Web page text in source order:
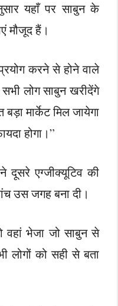
यहाँ पर साबुन के
मौजूद हैं।
करने से होने वाले
सभी लोग साबुन खरीदेंगे
मार्केट मिल जायेगा
होगा।”
दूसरे एग्जीक्यूटिव की
उस जगह बना दी।
वहां भेजा जो साबुन से
लोगों को सही से बता